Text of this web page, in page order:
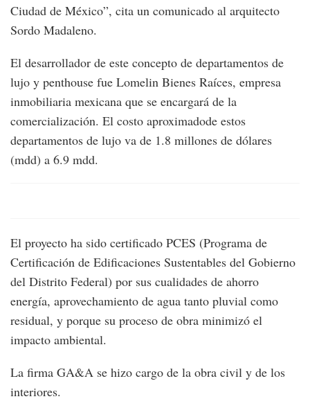
Ciudad de México”, cita un comunicado al arquitecto
Sordo Madaleno.
El desarrollador de este concepto de departamentos de
lujo y penthouse fue Lomelin Bienes Raíces, empresa
inmobiliaria mexicana que se encargará de la
comercialización. El costo aproximadode estos
departamentos de lujo va de 1.8 millones de dólares
(mdd) a 6.9 mdd.
El proyecto ha sido certificado PCES (Programa de
Certificación de Edificaciones Sustentables del Gobierno
del Distrito Federal) por sus cualidades de ahorro
energía, aprovechamiento de agua tanto pluvial como
residual, y porque su proceso de obra minimizó el
impacto ambiental.
La firma GA&A se hizo cargo de la obra civil y de los
interiores.